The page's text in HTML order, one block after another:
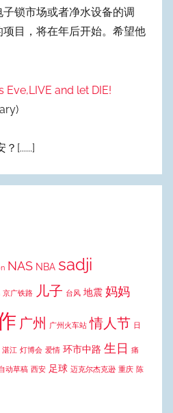
锁市场或者净水设备的调
目，将在年后开始。希望他
Eve,LIVE and let DIE!
？ [......]
NAS NBA sadji
京广铁路 儿子 台风 地震 妈妈
广州 广州火车站 情人节 日
湛江 灯博会 爱情 环市中路 生日 痛
动草稿 西安 足球 迈克尔杰克逊 重庆 陈